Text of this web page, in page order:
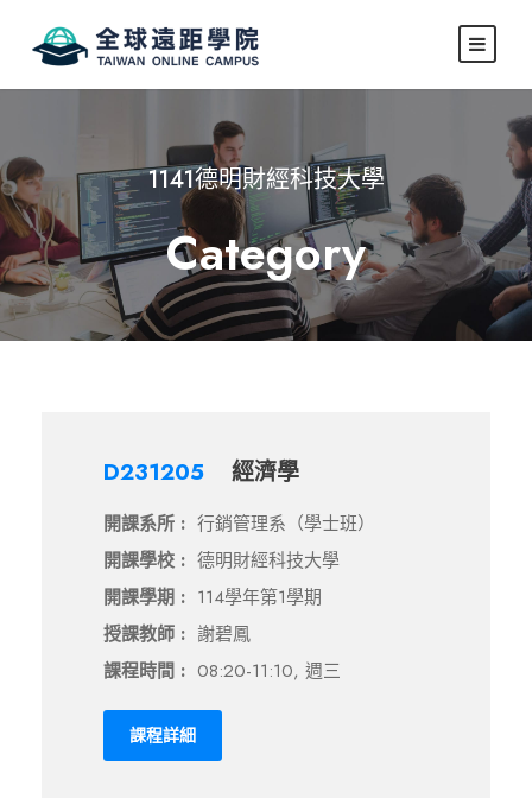
1141德明財經科技大學
Category
D231205 經濟學
開課系所 : 行銷管理系（學士班）
開課學校 : 德明財經科技大學
開課學期 : 114學年第1學期
授課教師 : 謝碧鳳
課程時間 : 08:20-11:10, 週三
課程詳細